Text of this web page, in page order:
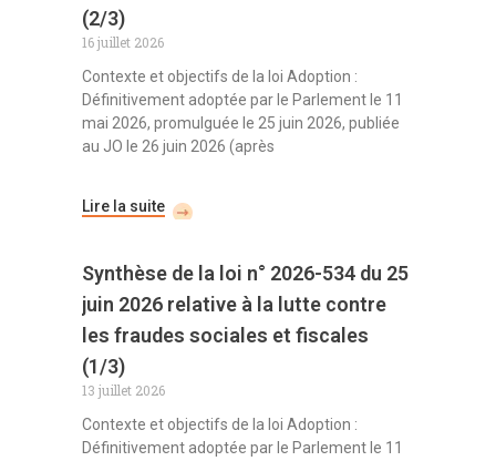
(2/3)
16 juillet 2026
Contexte et objectifs de la loi Adoption :
Définitivement adoptée par le Parlement le 11
mai 2026, promulguée le 25 juin 2026, publiée
au JO le 26 juin 2026 (après
Lire la suite
Synthèse de la loi n° 2026-534 du 25
juin 2026 relative à la lutte contre
les fraudes sociales et fiscales
(1/3)
13 juillet 2026
Contexte et objectifs de la loi Adoption :
Définitivement adoptée par le Parlement le 11